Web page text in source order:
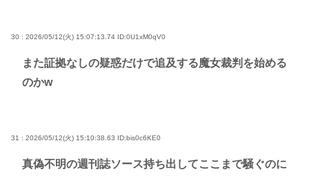
30 : 2026/05/12(火) 15:07:13.74 ID:0U1xM0qV0
また証拠なしの疑惑だけで追及する魔女裁判を始める
のかw
31 : 2026/05/12(火) 15:10:38.63 ID:bis0c6KE0
真偽不明の週刊誌ソース持ち出してここまで騒ぐのに